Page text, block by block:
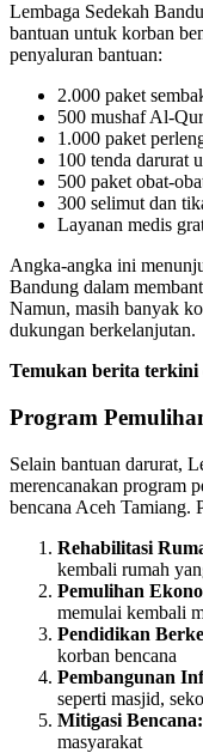
Lembaga Sedekah
bantuan untuk korban
penyaluran bantuan:
2.000 paket
500 mushaf Al-
1.000 paket
100 tenda darurat
500 paket obat-
300 selimut dan
Layanan medis
Angka-angka ini
Bandung dalam
Namun, masih banyak
dukungan berkelanjutan.
Temukan berita terkini
Program
Selain bantuan darurat,
merencanakan program
bencana Aceh Tamiang.
Rehabilitasi
kembali rumah
Pemulihan
memulai kembali
Pendidikan
korban bencana
Pembangunan
seperti masjid,
Mitigasi Bencana:
masyarakat